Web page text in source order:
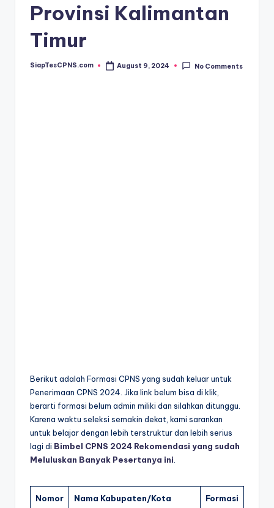
Provinsi Kalimantan
Timur
Posted
SiapTesCPNS.com August 9, 2024 No Comments
Berikut adalah Formasi CPNS yang sudah keluar untuk
Penerimaan CPNS 2024. Jika link belum bisa di klik,
berarti formasi belum admin miliki dan silahkan ditunggu.
Karena waktu seleksi semakin dekat, kami sarankan
untuk belajar dengan lebih terstruktur dan lebih serius
lagi di Bimbel CPNS 2024 Rekomendasi yang sudah
Meluluskan Banyak Pesertanya ini
Nomor Nama Kabupaten/Kota Formasi